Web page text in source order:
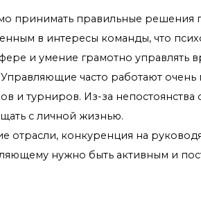
принимать правильные решения
в интересы команды, что
и умение грамотно управлять
часто работают очень
и турниров. Из-за непостоянства
с личной жизнью.
отрасли, конкуренция на
нужно быть активным и